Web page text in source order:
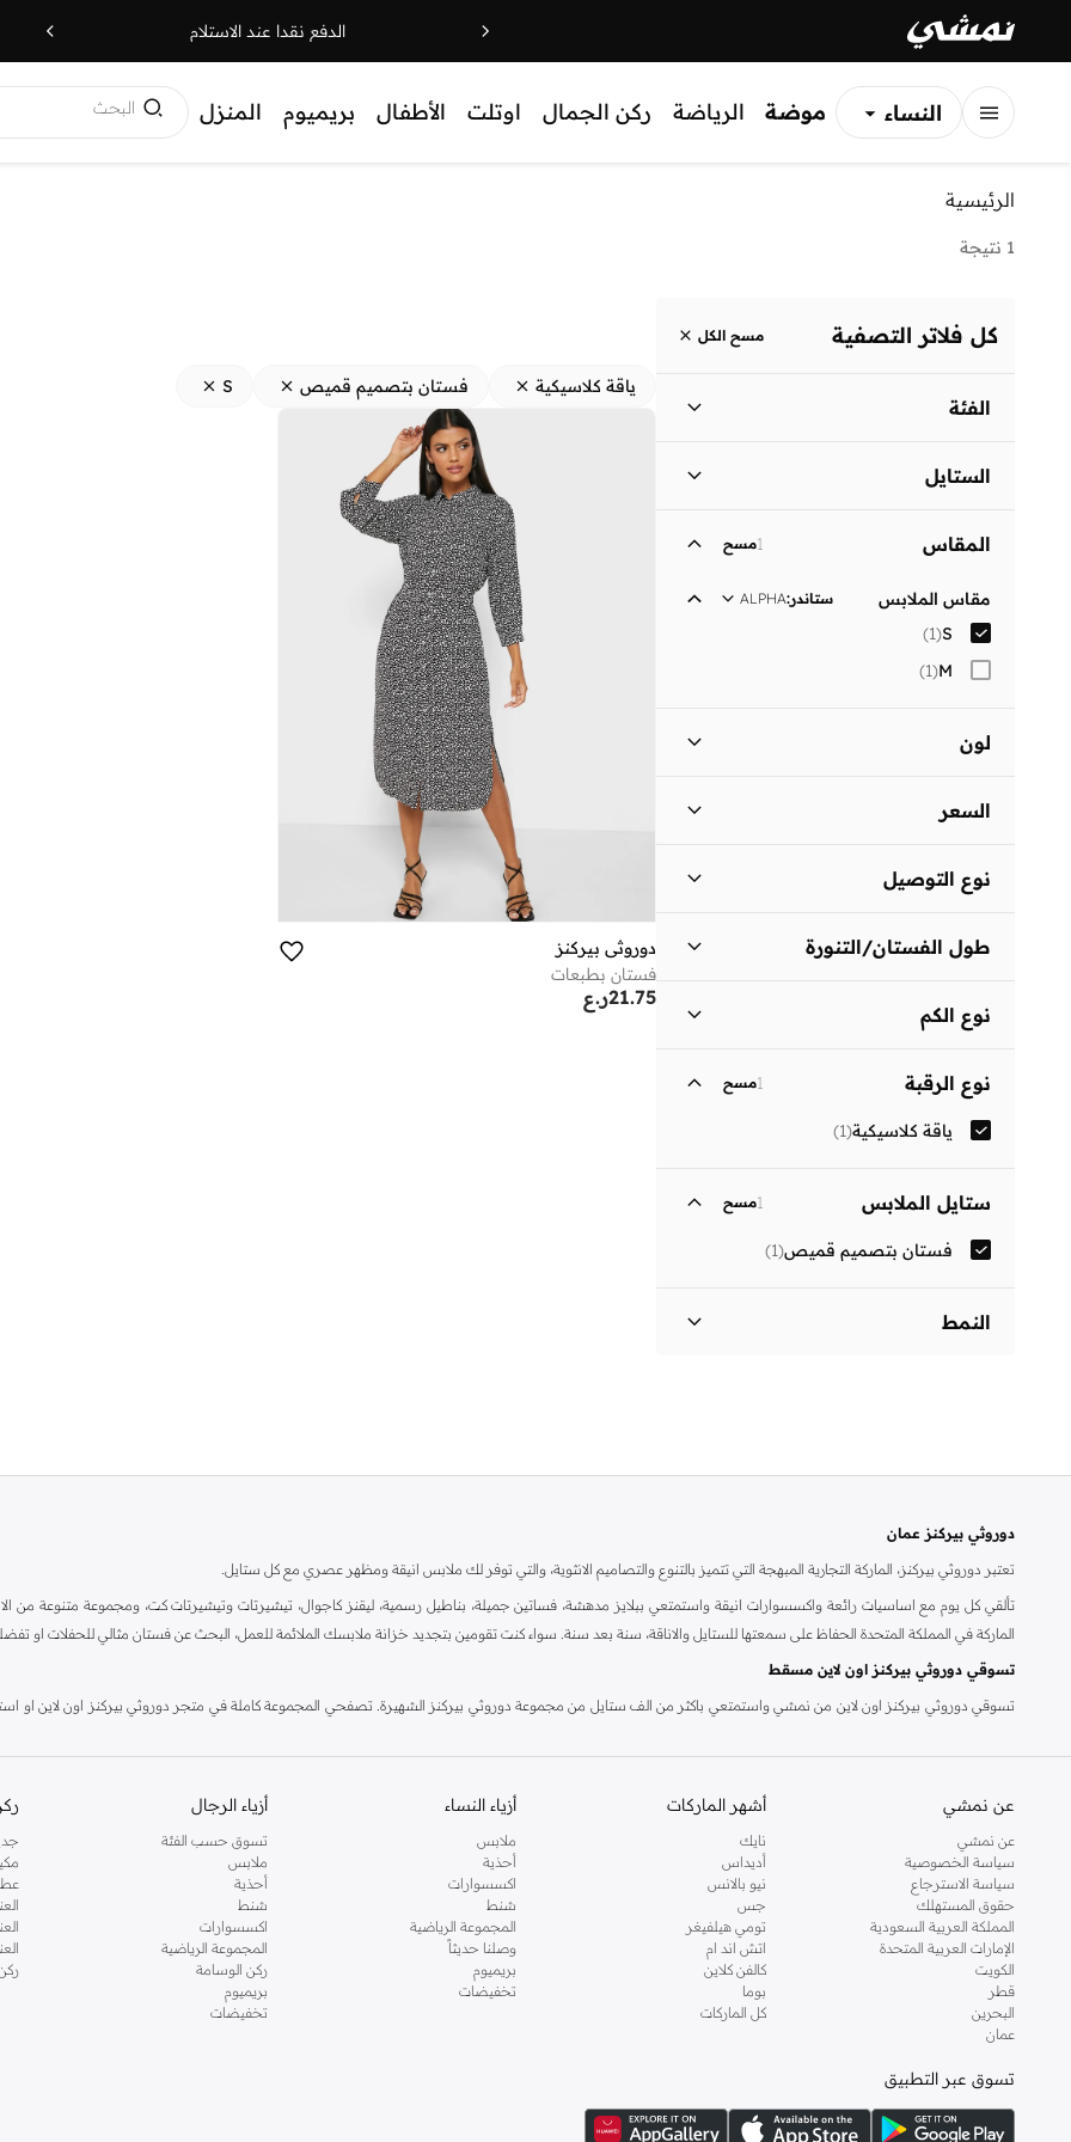
الدفع نقدا عند الاستلام
النساء
موضة الرياضة ركن الجمال اوتلت الأطفال بريميوم المنزل البحث
الرئيسية
1 نتيجة
كل فلاتر التصفية مسح الكل
الفئة
نساء
الستايل
المقاس 1مسح
مقاس الملابس ستاندر:
ALPHA
S
(
1
)
M
(
1
)
لون
السعر
ر.ع
انطلق
نوع التوصيل
طول الفستان/التنورة
نوع الكم
نوع الرقبة 1مسح
ياقة كلاسيكية(
1
)
ستايل الملابس 1مسح
فستان بتصميم قميص(
1
)
النمط
ياقة كلاسيكية فستان بتصميم قميص S
دوروثي بيركنز
فستان بطبعات
ر.ع21.75
دوروثي بيركنز عمان
تعتبر دوروثي بيركنز، الماركة التجارية المبهجة التي تتميز بالتنوع والتصاميم الانثوية، والتي توفر لك ملابس انيقة ومظهر عصري مع كل ستايل.
تألقي كل يوم مع اساسيات رائعة واكسسوارات انيقة واستمتعي ببلايز مدهشة، فساتين جميلة، بناطيل رسمية، ليقنز كاجوال، تيشيرتات وتيشيرتات كت، ومجموعة متنوعة من
الماركة في المملكة المتحدة الحفاظ على سمعتها للستايل والاناقة، سنة بعد سنة. سواء كنت تقومين بتجديد خزانة ملابسك الملائمة للعمل، البحث عن فستان مثالي للحفلات او
تسوقي دوروثي بيركنز اون لاين مسقط
تسوقي دوروثي بيركنز اون لاين من نمشي واستمتعي باكثر من الف ستايل من مجموعة دوروثي بيركنز الشهيرة. تصفحي المجموعة كاملة في متجر دوروثي بيركنز اون لاين او
عن نمشي
عن نمشي
سياسة الخصوصية
سياسة الاسترجاع
حقوق المستهلك
المملكة العربية السعودية
الإمارات العربية المتحدة
الكويت
قطر
البحرين
عمان
أشهر الماركات
نايك
أديداس
نيو بالانس
جس
تومي هيلفيغر
اتش اند ام
كالفن كلاين
بوما
كل الماركات
أزياء النساء
ملابس
أحذية
اكسسوارات
شنط
المجموعة الرياضية
وصلنا حديثاً
بريميوم
تخفيضات
أزياء الرجال
تسوق حسب الفئة
ملابس
أحذية
شنط
اكسسوارات
المجموعة الرياضية
ركن الوسامة
بريميوم
تخفيضات
تسوق عبر التطبيق